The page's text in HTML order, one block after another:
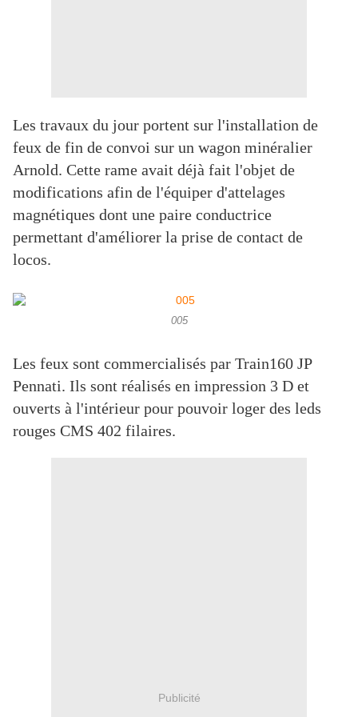
Les travaux du jour portent sur l'installation de
feux de fin de convoi sur un wagon minéralier
Arnold. Cette rame avait déjà fait l'objet de
modifications afin de l'équiper d'attelages
magnétiques dont une paire conductrice
permettant d'améliorer la prise de contact de
locos.
005
Les feux sont commercialisés par Train160 JP
Pennati. Ils sont réalisés en impression 3 D et
ouverts à l'intérieur pour pouvoir loger des leds
rouges CMS 402 filaires.
Publicité